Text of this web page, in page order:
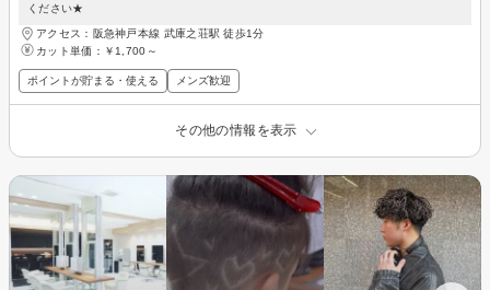
ください★
アクセス：阪急神戸本線 武庫之荘駅 徒歩1分
カット単価： ￥1,700～
ポイントが貯まる・使える メンズ歓迎
その他の情報を表示